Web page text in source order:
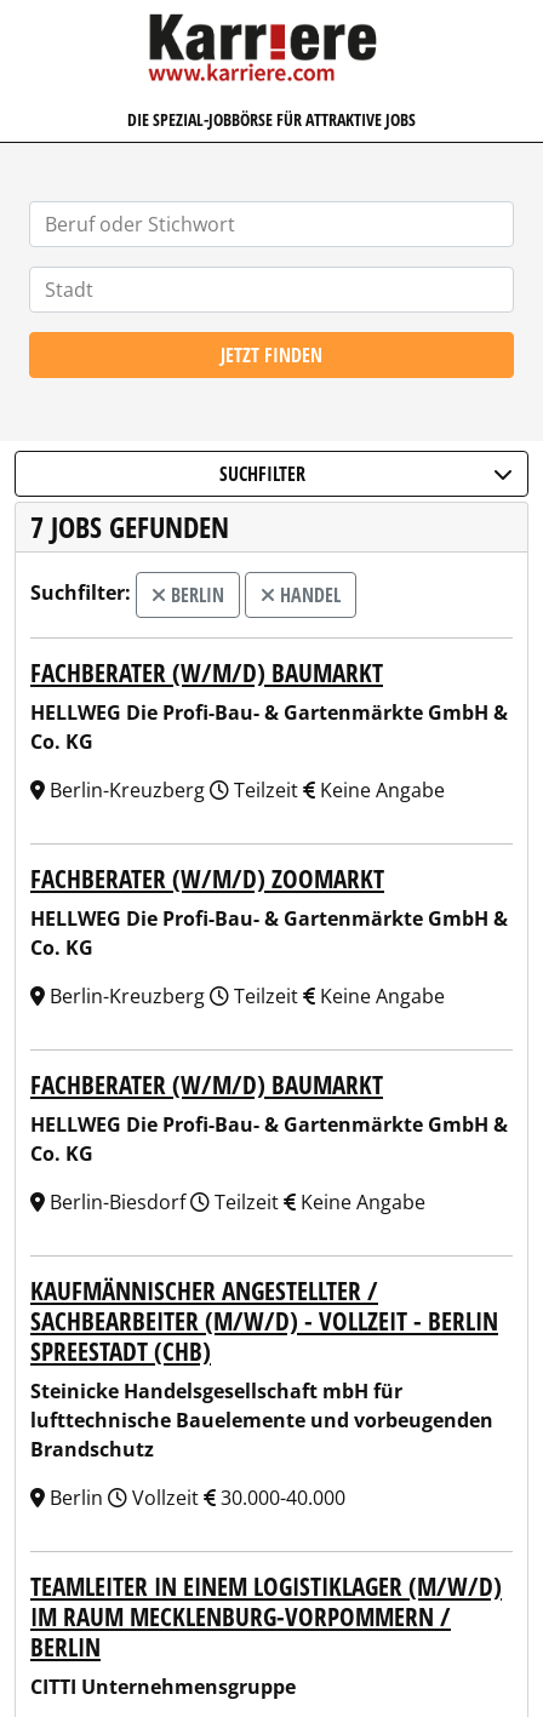
KARRIERE.COM
DIE SPEZIAL-JOBBÖRSE FÜR ATTRAKTIVE JOBS
JETZT FINDEN
SUCHFILTER
7 JOBS GEFUNDEN
Suchfilter: BERLIN HANDEL
FACHBERATER (W/M/D) BAUMARKT
HELLWEG Die Profi-Bau- & Gartenmärkte GmbH &
Co. KG
Berlin-Kreuzberg
Teilzeit Keine Angabe
FACHBERATER (W/M/D) ZOOMARKT
HELLWEG Die Profi-Bau- & Gartenmärkte GmbH &
Co. KG
Berlin-Kreuzberg
Teilzeit Keine Angabe
FACHBERATER (W/M/D) BAUMARKT
HELLWEG Die Profi-Bau- & Gartenmärkte GmbH &
Co. KG
Berlin-Biesdorf
Teilzeit Keine Angabe
KAUFMÄNNISCHER ANGESTELLTER /
SACHBEARBEITER (M/W/D) - VOLLZEIT - BERLIN
SPREESTADT (CHB)
Steinicke Handelsgesellschaft mbH für
lufttechnische Bauelemente und vorbeugenden
Brandschutz
Berlin
Vollzeit 30.000-40.000
TEAMLEITER IN EINEM LOGISTIKLAGER (M/W/D)
IM RAUM MECKLENBURG-VORPOMMERN /
BERLIN
CITTI Unternehmensgruppe